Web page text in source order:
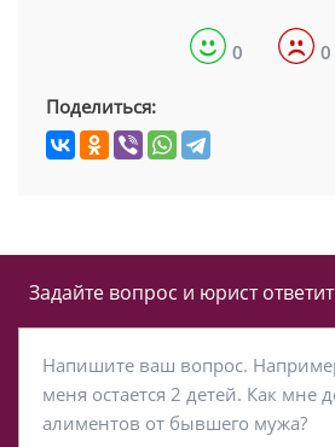
0 0
Поделиться:
Задайте вопрос и юрист